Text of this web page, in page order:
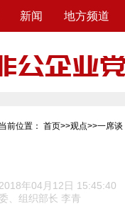
新闻 地方频道
当前位置： 首页>>观点>>一席谈
2018年04月12日 15:45:40
委、组织部长 李青